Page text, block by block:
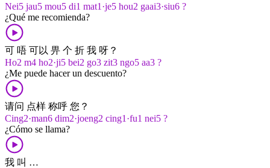
Nei5 jau5 mou5 di1 mat1·je5 hou2 gaai3·siu6 ?
¿Qué me recomienda?
可 唔 可以 畀 个 折 我 呀？
Ho2 m4 ho2·ji5 bei2 go3 zit3 ngo5 aa3 ?
¿Me puede hacer un descuento?
请问 点样 称呼 您？
Cing2·man6 dim2·joeng2 cing1·fu1 nei5 ?
¿Cómo se llama?
我 叫 …